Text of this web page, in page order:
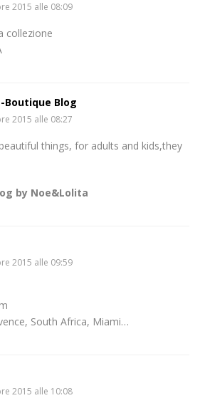
2015 alle 08:09
collezione
Boutique Blog
2015 alle 08:27
things, for adults and kids,they
by Noe&Lolita
2015 alle 09:59
South Africa, Miami…
2015 alle 10:08